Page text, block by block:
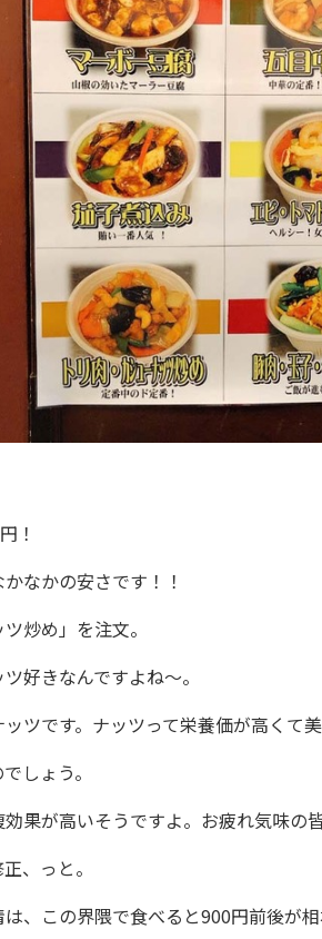
！
なかの安さです！！
炒め」を注文。
好きなんですよね～。
ツです。ナッツって栄養価が高くて
しょう。
果が高いそうですよ。お疲れ気味の
、っと。
、この界隈で食べると900円前後が相